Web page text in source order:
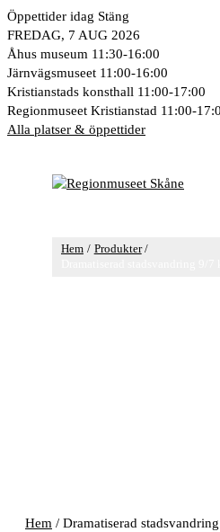
Hoppa
till
innehåll
Öppettider idag Stäng
FREDAG, 7 AUG 2026
Åhus museum 11:30-16:00
Järnvägsmuseet 11:00-16:00
Kristianstads konsthall 11:00-17:00
Regionmuseet Kristianstad 11:00-
Alla platser & öppettider
Hem
Produkter
Hem / Dramatiserad